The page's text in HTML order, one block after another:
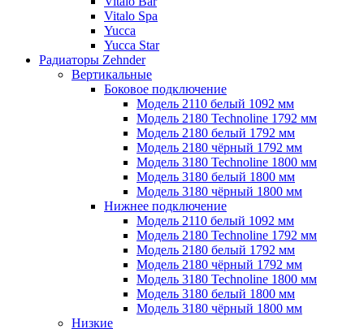
Vitalo Spa
Yucca
Yucca Star
Радиаторы Zehnder
Вертикальные
Боковое подключение
Модель 2110 белый 1092 мм
Модель 2180 Technoline 1792 мм
Модель 2180 белый 1792 мм
Модель 2180 чёрный 1792 мм
Модель 3180 Technoline 1800 мм
Модель 3180 белый 1800 мм
Модель 3180 чёрный 1800 мм
Нижнее подключение
Модель 2110 белый 1092 мм
Модель 2180 Technoline 1792 мм
Модель 2180 белый 1792 мм
Модель 2180 чёрный 1792 мм
Модель 3180 Technoline 1800 мм
Модель 3180 белый 1800 мм
Модель 3180 чёрный 1800 мм
Низкие